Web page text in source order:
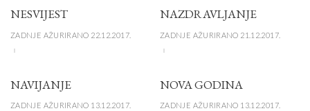
NESVIJEST
ZADNJE AŽURIRANO 22.12.2017.
NAZDRAVLJANJE
ZADNJE AŽURIRANO 21.12.2017.
NAVIJANJE
ZADNJE AŽURIRANO 13.12.2017.
NOVA GODINA
ZADNJE AŽURIRANO 13.12.2017.